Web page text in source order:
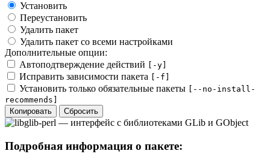
Установить
Переустановить
Удалить пакет
Удалить пакет со всеми настройками
Дополнительные опции:
Автоподтверждение действий
[-y]
Исправить зависимости пакета [-f]
Установить только обязательные пакеты
[--no-install-
recommends]
Копировать
Сбросить
Подробная информация о пакете: